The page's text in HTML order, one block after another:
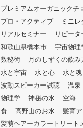
プレミアムオーガニックチ
プロ・アクティブ
ミニ
リアルセミナー
リピータ
和歌山県橋本市
宇宙物理
数秘術
月のしずくの飲み
水と宇宙
水と心 水と魂
波動スピーカー試聴
温泉
物理学
神秘の水 空海
食
高野山のお水
髪育
髪萌ヘアーカラートリート